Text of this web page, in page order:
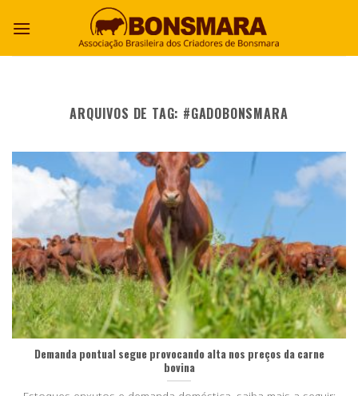
ARQUIVOS DE TAG: #GADOBONSMARA
Demanda pontual segue provocando alta nos preços da carne
bovina